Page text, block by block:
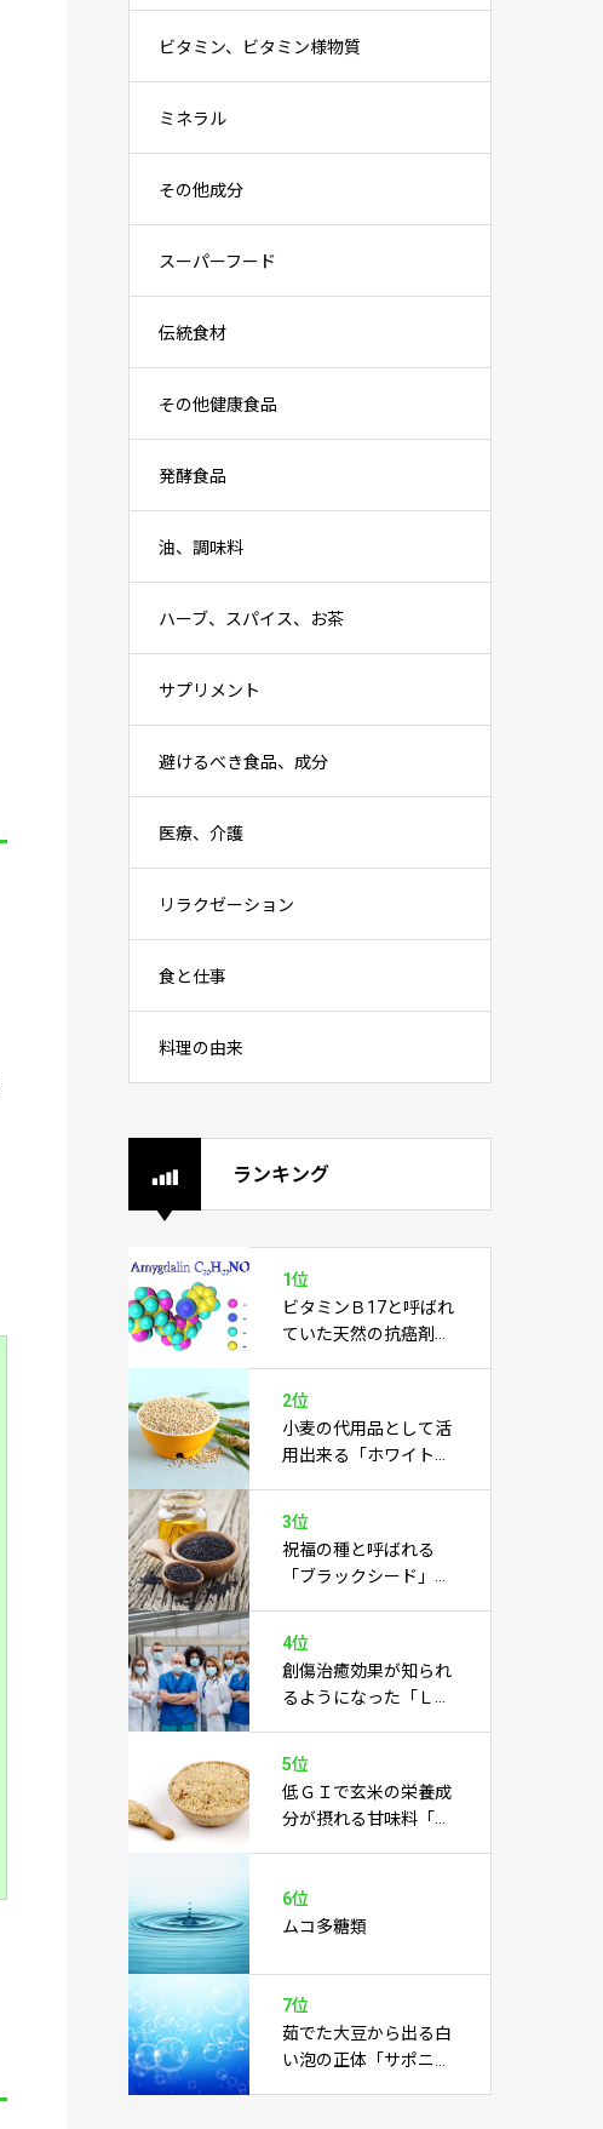
ビタミン、ビタミン様物質
ミネラル
その他成分
スーパーフード
伝統食材
その他健康食品
発酵食品
油、調味料
ハーブ、スパイス、お茶
サプリメント
避けるべき食品、成分
医療、介護
リラクゼーション
食と仕事
料理の由来
ランキング
1位
ビタミンＢ17と呼ばれ
ていた天然の抗癌剤
2位
小麦の代用品として活
用出来る「ホワイトソ
3位
祝福の種と呼ばれる
「ブラックシード」は
4位
創傷治癒効果が知られ
るようになった「Ｌカ
5位
低ＧＩで玄米の栄養成
分が摂れる甘味料「玄
6位
ムコ多糖類
7位
茹でた大豆から出る白
い泡の正体「サポニ